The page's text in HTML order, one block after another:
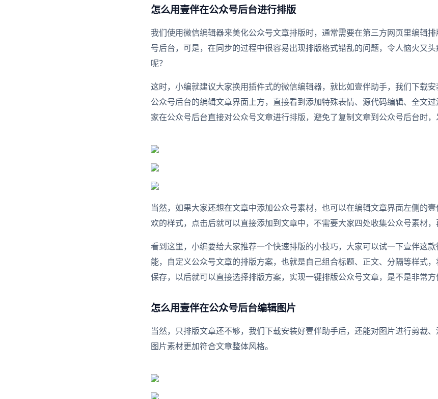
怎么用壹伴在公众号后台进行排版
我们使用微信编辑器来美化公众号文章排版时，通常需要在第三方网页里编辑
号后台，可是，在同步的过程中很容易出现排版格式错乱的问题，令人恼火又
呢？
这时，小编就建议大家换用插件式的微信编辑器，就比如壹伴助手，我们下载
公众号后台的编辑文章界面上方，直接看到添加特殊表情、源代码编辑、全文
家在公众号后台直接对公众号文章进行排版，避免了复制文章到公众号后台时
当然，如果大家还想在文章中添加公众号素材，也可以在编辑文章界面左侧的
欢的样式，点击后就可以直接添加到文章中，不需要大家四处收集公众号素材，
看到这里，小编要给大家推荐一个快速排版的小技巧，大家可以试一下壹伴这
能，自定义公众号文章的排版方案，也就是自己组合标题、正文、分隔等样式
保存，以后就可以直接选择排版方案，实现一键排版公众号文章，是不是非常方
怎么用壹伴在公众号后台编辑图片
当然，只排版文章还不够，我们下载安装好壹伴助手后，还能对图片进行剪裁
图片素材更加符合文章整体风格。